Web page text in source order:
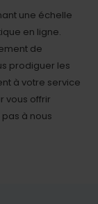
une échelle
en ligne.
de
prodiguer les
à votre service
vous offrir
à nous